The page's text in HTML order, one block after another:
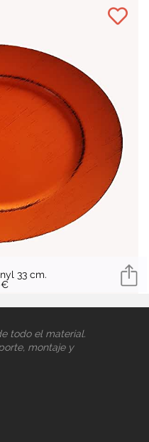
33 cm.
€
todo el material.
montaje y